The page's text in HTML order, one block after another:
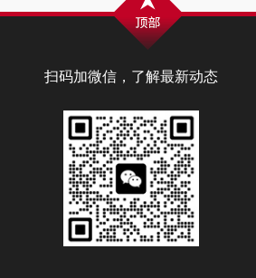
扫码加微信，了解最新动态